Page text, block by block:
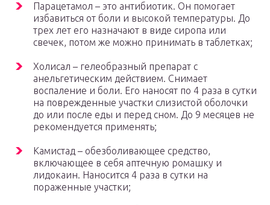
Парацетамол – это антибиотик. Он помогает
избавиться от боли и высокой температуры. До
трех лет его назначают в виде сиропа или
свечек, потом же можно принимать в таблетках;
Холисал – гелеобразный препарат с
анельгетическим действием. Снимает
воспаление и боли. Его наносят по 4 раза в сутки
на поврежденные участки слизистой оболочки
до или после еды и перед сном. До 9 месяцев не
рекомендуется применять;
Камистад – обезболивающее средство,
включающее в себя аптечную ромашку и
лидокаин. Наносится 4 раза в сутки на
пораженные участки;